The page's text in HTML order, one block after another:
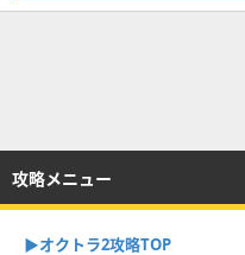
攻略メニュー
▶︎オクトラ2攻略TOP